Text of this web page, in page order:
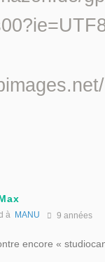
à MANU 9 années
encore «